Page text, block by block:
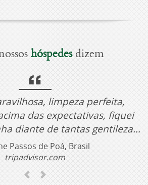
hóspedesdizem
limpeza perfeita,
das expectativas, fiquei
diante de tantas gentilezas.
e aconchegante, pensado
todas as necessidades dos
eles pensam em tudo.
Passos de Poá, Brasil
tripadvisor.com
Previous